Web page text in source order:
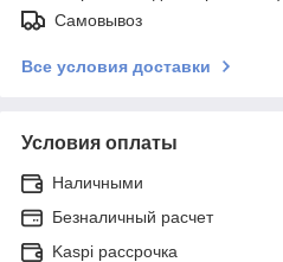
Самовывоз
Все условия доставки
Условия оплаты
Наличными
Безналичный расчет
Kaspi рассрочка